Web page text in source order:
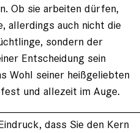
Ob sie arbeiten dürfen,
allerdings auch nicht die
sondern der
Entscheidung sein
Wohl seiner heißgeliebten
und allezeit im Auge.
dass Sie den Kern